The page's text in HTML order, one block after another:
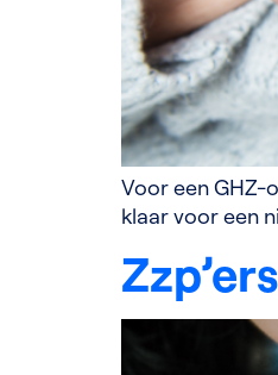
Voor een GHZ-
klaar voor een